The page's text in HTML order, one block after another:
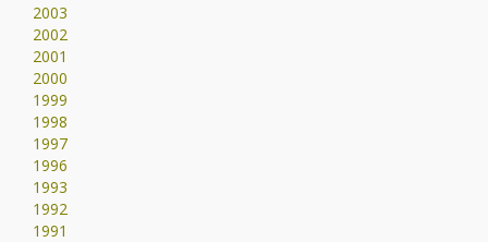
2003
2002
2001
2000
1999
1998
1997
1996
1993
1992
1991